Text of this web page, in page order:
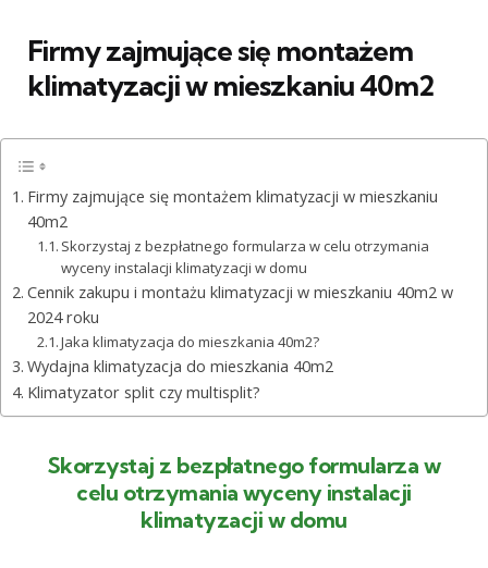
Firmy zajmujące się montażem
klimatyzacji w mieszkaniu 40m2
Firmy zajmujące się montażem klimatyzacji w mieszkaniu
40m2
Skorzystaj z bezpłatnego formularza w celu otrzymania
wyceny instalacji klimatyzacji w domu
Cennik zakupu i montażu klimatyzacji w mieszkaniu 40m2 w
2024 roku
Jaka klimatyzacja do mieszkania 40m2?
Wydajna klimatyzacja do mieszkania 40m2
Klimatyzator split czy multisplit?
Skorzystaj z bezpłatnego formularza w
celu otrzymania wyceny instalacji
klimatyzacji w domu